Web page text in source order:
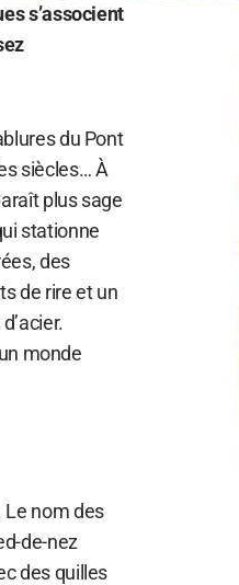
s’associent
du Pont
siècles… À
plus sage
stationne
des
de rire et un
monde
Le nom des
de-nez
des quilles